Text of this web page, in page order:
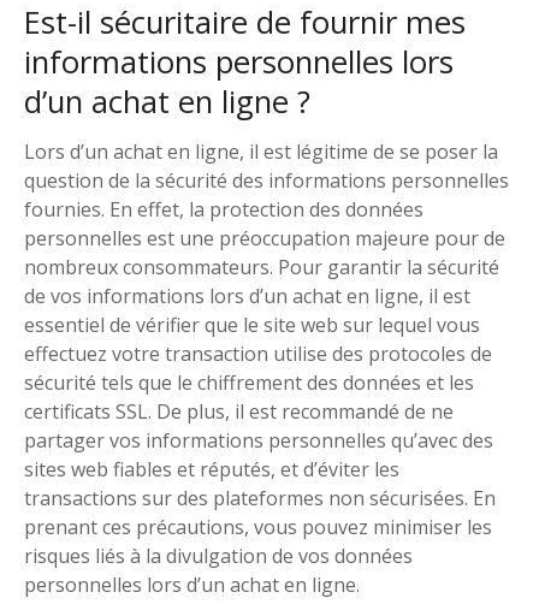
Est-il sécuritaire de fournir mes
informations personnelles lors
d’un achat en ligne ?
Lors d’un achat en ligne, il est légitime de se poser la
question de la sécurité des informations personnelles
fournies. En effet, la protection des données
personnelles est une préoccupation majeure pour de
nombreux consommateurs. Pour garantir la sécurité
de vos informations lors d’un achat en ligne, il est
essentiel de vérifier que le site web sur lequel vous
effectuez votre transaction utilise des protocoles de
sécurité tels que le chiffrement des données et les
certificats SSL. De plus, il est recommandé de ne
partager vos informations personnelles qu’avec des
sites web fiables et réputés, et d’éviter les
transactions sur des plateformes non sécurisées. En
prenant ces précautions, vous pouvez minimiser les
risques liés à la divulgation de vos données
personnelles lors d’un achat en ligne.